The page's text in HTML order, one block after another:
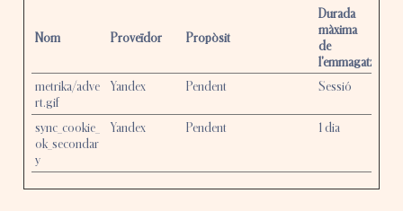
Nom Proveïdor Propòsit
Durada
màxima
de
metrika/adve
rt.gif
Yandex Pendent Sessió
sync_cookie_
ok_secondar
y
Yandex Pendent 1 dia